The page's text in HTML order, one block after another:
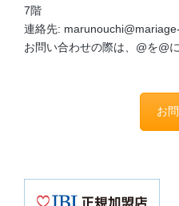
7階
連絡先:
お問い合わせの際は、@を@
お